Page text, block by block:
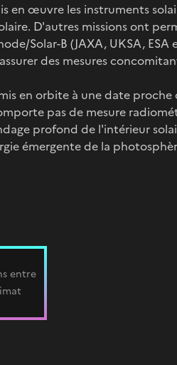
en œuvre les instruments
D'autres missions ont
Solar-B (JAXA, UKSA, ESA
des mesures
en orbite à une date proche
pas de mesure
profond de l'intérieur
émergente de la
entre